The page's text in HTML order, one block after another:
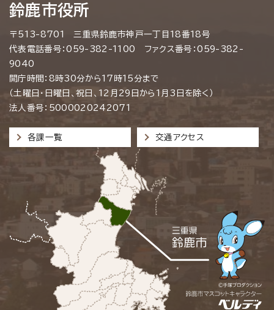
鈴鹿市役所
〒513-8701 三重県鈴鹿市神戸一丁目18番18号
代表電話番号：059-382-1100 ファクス番号：059-382-
9040
開庁時間：8時30分から17時15分まで
（土曜日・日曜日、祝日、12月29日から1月3日を除く）
法人番号：5000020242071
各課一覧 交通アクセス